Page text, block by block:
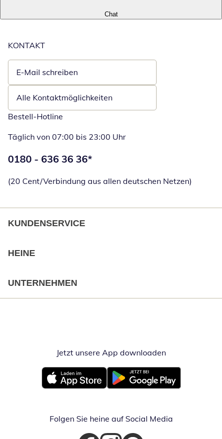
Chat
KONTAKT
E-Mail schreiben
Öffnet E-Mail-Client
Alle Kontaktmöglichkeiten
Bestell-Hotline
Täglich von 07:00 bis 23:00 Uhr
Telefonnummer:
0180 - 636 36 36*
(20 Cent/Verbindung aus allen deutschen Netzen)
KUNDENSERVICE
HEINE
UNTERNEHMEN
Jetzt unsere App downloadenÖffnet in
Öffnet in neuem FensterÖffnet in neuem Fenster
Folgen Sie heine auf Social Media